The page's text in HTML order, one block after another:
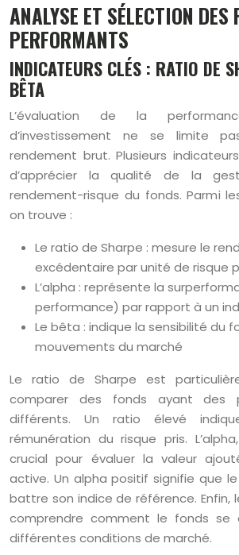
ANALYSE ET SÉLECTION DES
PERFORMANTS
INDICATEURS CLÉS : RATIO DE
BÊTA
L’évaluation de la
d’investissement ne se limite
rendement brut. Plusieurs
d’apprécier la qualité de la
rendement-risque du fonds. Parmi
on trouve :
Le ratio de Sharpe : mesure le
excédentaire par unité de risque
L’alpha : représente la
performance) par rapport à un
Le bêta : indique la sensibilité du
mouvements du marché
Le ratio de Sharpe est
comparer des fonds ayant des
différents. Un ratio élevé
rémunération du risque pris.
crucial pour évaluer la valeur
active. Un alpha positif signifie que
battre son indice de référence.
comprendre comment le fonds se
différentes conditions de marché.